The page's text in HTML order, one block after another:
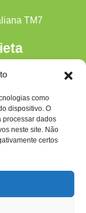
como
dispositivo. O
processar dados
neste site. Não
certos
TM7